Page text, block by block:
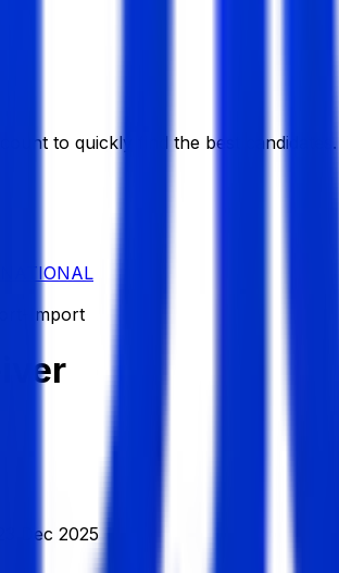
to quickly find the best candidates.
Import
23 Dec 2025